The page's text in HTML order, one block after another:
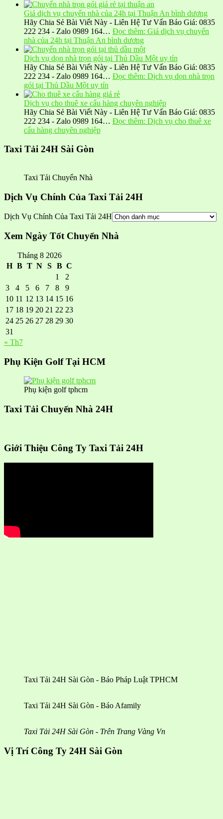
Giá dịch vụ chuyển nhà của 24h tại Thuận An bình dương
Hãy Chia Sẻ Bài Viết Này - Liên Hệ Tư Vấn Báo Giá: 0835
222 234 - Zalo 0989 164… Đọc thêm: Giá dịch vụ chuyển
nhà của 24h tại Thuận An bình dương
Dịch vụ dọn nhà trọn gói tại Thủ Dầu Một uy tín
Hãy Chia Sẻ Bài Viết Này - Liên Hệ Tư Vấn Báo Giá: 0835
222 234 - Zalo 0989 164… Đọc thêm: Dịch vụ dọn nhà trọn
gói tại Thủ Dầu Một uy tín
Dịch vụ cho thuê xe cẩu hàng chuyên nghiệp
Hãy Chia Sẻ Bài Viết Này - Liên Hệ Tư Vấn Báo Giá: 0835
222 234 - Zalo 0989 164… Đọc thêm: Dịch vụ cho thuê xe
cẩu hàng chuyên nghiệp
Taxi Tải 24H Sài Gòn
Taxi Tải Chuyển Nhà
Dịch Vụ Chính Của Taxi Tải 24H
Dịch Vụ Chính Của Taxi Tải 24H
Xem Ngày Tốt Chuyển Nhà
Tháng 8 2026
H B T N S B C
1
2
3
4 5 6 7 8
9
10 11 12 13 14 15 16
17 18 19 20 21 22 23
24 25 26 27 28 29 30
31
« Th7
Phụ Kiện Golf Tại HCM
Phụ kiện golf tphcm
Taxi Tải Chuyển Nhà 24H
Giới Thiệu Công Ty Taxi Tải 24H
Taxi Tải 24H Sài Gòn - Báo Pháp Luật TPHCM
Taxi Tải 24H Sài Gòn - Báo Afamily
Taxi Tải 24H Sài Gòn - Trên Trang Vàng Vn
Vị Trí Công Ty 24H Sài Gòn